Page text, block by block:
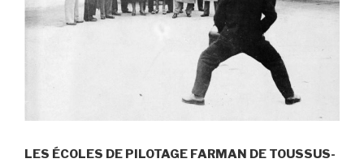
LES ÉCOLES DE PILOTAGE FARMAN DE TOUSSUS-